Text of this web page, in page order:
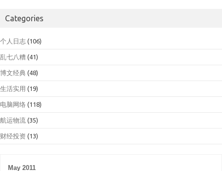
Categories
个人日志 (106)
乱七八糟 (41)
博文经典 (48)
生活实用 (19)
电脑网络 (118)
航运物流 (35)
财经投资 (13)
May 2011